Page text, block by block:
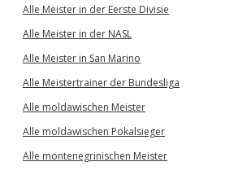
Alle Meister in der Eerste Divisie
Alle Meister in der NASL
Alle Meister in San Marino
Alle Meistertrainer der Bundesliga
Alle moldawischen Meister
Alle moldawischen Pokalsieger
Alle montenegrinischen Meister